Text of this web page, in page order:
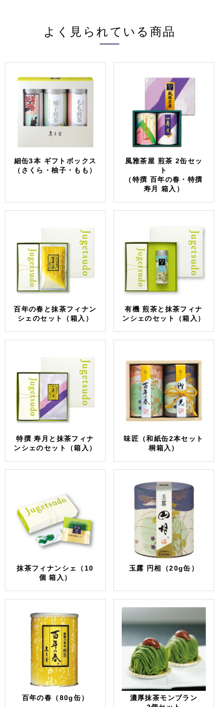
よく見られている商品
細缶3本 ギフトボックス
（さくら・柚子・もも）
風雅茶屋 煎茶 2缶セッ
ト
（特撰 百年の春・特撰
寿月 箱入）
百年の春と抹茶フィナン
シェのセット（箱入）
有機 煎茶と抹茶フィナ
ンシェのセット（箱入）
特撰 寿月と抹茶フィナ
ンシェのセット（箱入）
味匠（和紙缶2本セット
桐箱入）
抹茶フィナンシェ（10
個 箱入）
玉露 円相（20g缶）
百年の春（80g缶）
濃厚抹茶モンブラン